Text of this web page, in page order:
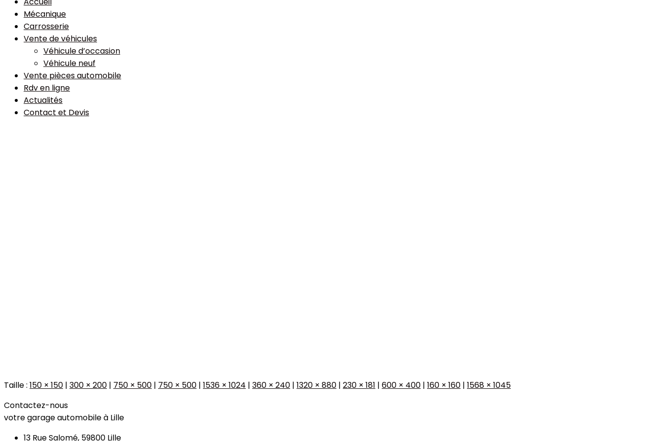
Mécanique
Carrosserie
Vente de véhicules
Véhicule d’occasion
Véhicule neuf
Vente pièces automobile
Rdv en ligne
Actualités
Contact et Devis
Taille : 150 × 150 | 300 × 200 | 750 × 500 | 750 × 500 | 1536 × 1024 | 360 × 240 | 1320 × 880 | 230 × 181 | 600 × 400 | 160 × 160 | 1568 × 1045
Contactez-nous
votre garage automobile à Lille
13 Rue Salomé, 59800 Lille